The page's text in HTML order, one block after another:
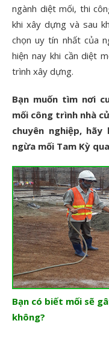
ngành diệt mối, thi
khi xây dựng và sau
chọn uy tín nhất của
hiện nay khi cần diệt
trình xây dựng.
Bạn muốn tìm nơi
mối công trình nhà
chuyên nghiệp,
ngừa mối Tam Kỳ
Bạn có biết mối sẽ
không?